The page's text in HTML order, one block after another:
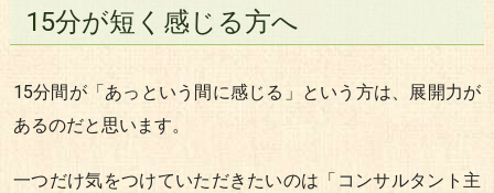
15分が短く感じる方へ
15分間が「あっという間に感じる」という方は、展開力が
あるのだと思います。
一つだけ気をつけていただきたいのは「コンサルタント主